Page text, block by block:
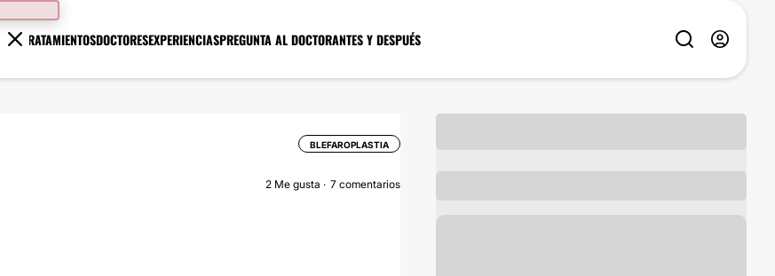
TRATAMIENTOSDOCTORESEXPERIENCIASPREGUNTA AL DOCTORANTES Y DESPUÉS
BLEFAROPLASTIA
2 Me gusta 7 comentarios